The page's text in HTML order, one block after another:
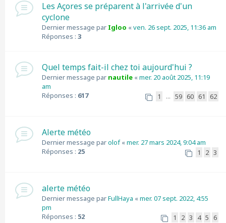
Les Açores se préparent à l'arrivée d'un
cyclone
Dernier message par Igloo «ven. 26 sept. 2025, 11:36 am
Réponses : 3
Quel temps fait-il chez toi aujourd'hui ?
Dernier message par nautile «mer. 20 août 2025, 11:19
am
Réponses : 617 1 … 59 60 61 62
Alerte météo
Dernier message parolof«mer. 27 mars 2024, 9:04 am
Réponses : 25 1 2 3
alerte météo
Dernier message parFullHaya «mer. 07 sept. 2022, 4:55
pm
Réponses : 52 1 2 3 4 5 6